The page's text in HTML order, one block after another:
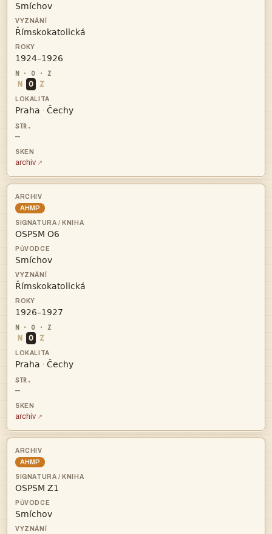



N O Z
 · 
—
archiv
AHMP




N O Z
 · 
—
archiv
AHMP

